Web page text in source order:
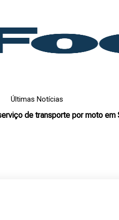
Últimas Notícias
de transporte por moto em